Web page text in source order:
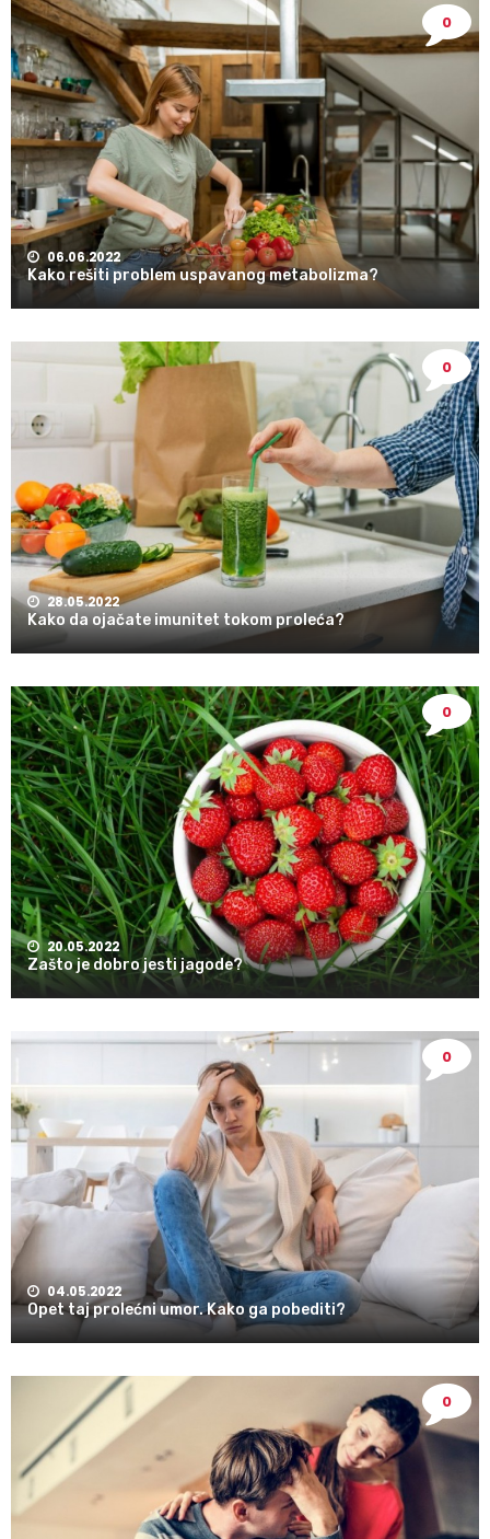
0
06.06.2022
Kako rešiti problem uspavanog metabolizma?
0
28.05.2022
Kako da ojačate imunitet tokom proleća?
0
20.05.2022
Zašto je dobro jesti jagode?
0
04.05.2022
Opet taj prolećni umor. Kako ga pobediti?
0